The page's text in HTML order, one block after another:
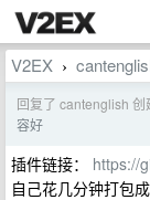
V2EX ›
回复了 cantenglish 创
容好
插件链接： https://
自己花几分钟打包